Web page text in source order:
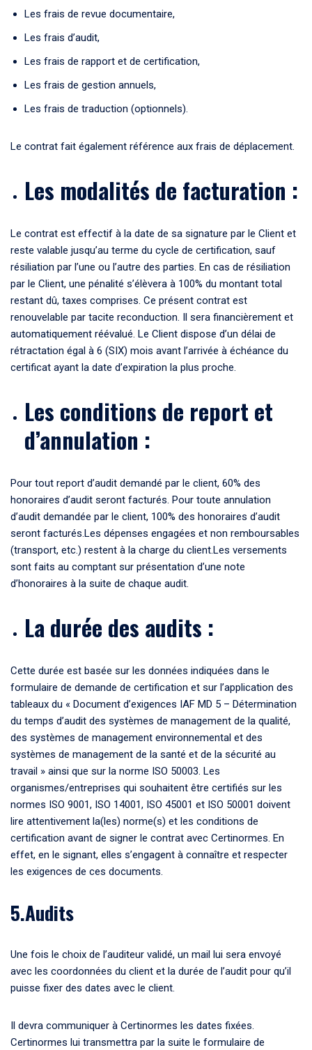
Les frais de revue documentaire,
Les frais d’audit,
Les frais de rapport et de certification,
Les frais de gestion annuels,
Les frais de traduction (optionnels).
Le contrat fait également référence aux frais de déplacement.
Les modalités de facturation :
Le contrat est effectif à la date de sa signature par le Client et
reste valable jusqu’au terme du cycle de certification, sauf
résiliation par l’une ou l’autre des parties. En cas de résiliation
par le Client, une pénalité s’élèvera à 100% du montant total
restant dû, taxes comprises. Ce présent contrat est
renouvelable par tacite reconduction. Il sera financièrement et
automatiquement réévalué. Le Client dispose d’un délai de
rétractation égal à 6 (SIX) mois avant l’arrivée à échéance du
certificat ayant la date d’expiration la plus proche.
Les conditions de report et
d’annulation :
Pour tout report d’audit demandé par le client, 60% des
honoraires d’audit seront facturés. Pour toute annulation
d’audit demandée par le client, 100% des honoraires d’audit
seront facturés.Les dépenses engagées et non remboursables
(transport, etc.) restent à la charge du client.Les versements
sont faits au comptant sur présentation d’une note
d’honoraires à la suite de chaque audit.
La durée des audits :
Cette durée est basée sur les données indiquées dans le
formulaire de demande de certification et sur l’application des
tableaux du « Document d’exigences IAF MD 5 – Détermination
du temps d’audit des systèmes de management de la qualité,
des systèmes de management environnemental et des
systèmes de management de la santé et de la sécurité au
travail » ainsi que sur la norme ISO 50003. Les
organismes/entreprises qui souhaitent être certifiés sur les
normes ISO 9001, ISO 14001, ISO 45001 et ISO 50001 doivent
lire attentivement la(les) norme(s) et les conditions de
certification avant de signer le contrat avec Certinormes. En
effet, en le signant, elles s’engagent à connaître et respecter
les exigences de ces documents.
5.Audits
Une fois le choix de l’auditeur validé, un mail lui sera envoyé
avec les coordonnées du client et la durée de l’audit pour qu’il
puisse fixer des dates avec le client.
Il devra communiquer à Certinormes les dates fixées.
Certinormes lui transmettra par la suite le formulaire de